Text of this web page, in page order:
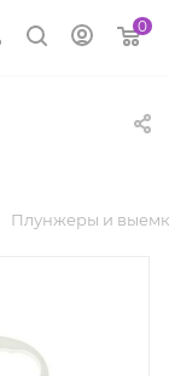
0
Плунжеры и